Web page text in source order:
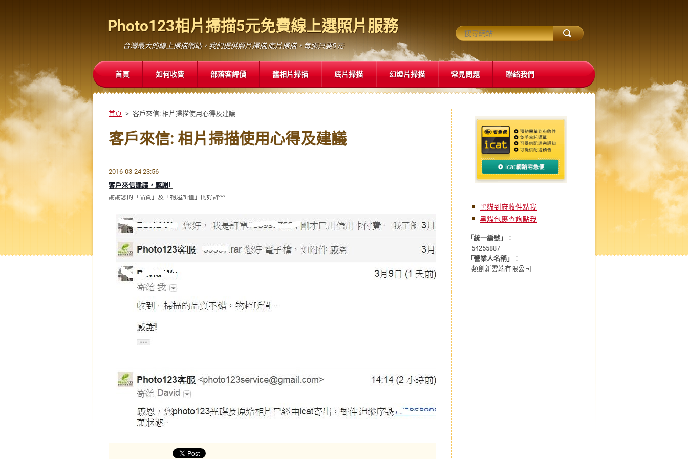
Photo123相片掃描5元免費線上選照片服務
台灣最大的線上掃描網站，我們提供照片掃描,底片掃描，每張只要5元
首頁 > 客戶來信: 相片掃描使用心得及建議
客戶來信: 相片掃描使用心得及建議
2016-03-24 23:56
客戶來信建議，感謝!
謝謝您的「品質」及「物超所值」的好評^^
黑貓到府收件點我
黑貓包裹查詢點我
「統一編號」
：
54255887
「營業人名稱」
：
類創新雲端有限公司
首頁 如何收費 部落客評價 舊相片掃描 底片掃描 幻燈片掃描 常見問題 聯絡我們